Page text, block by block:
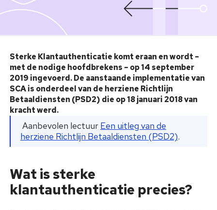
Sterke Klantauthenticatie komt eraan en wordt –
met de nodige hoofdbrekens – op 14 september
2019 ingevoerd. De aanstaande implementatie van
SCA is onderdeel van de herziene Richtlijn
Betaaldiensten (PSD2) die op 18 januari 2018 van
kracht werd.
Aanbevolen lectuur Een uitleg van de
herziene Richtlijn Betaaldiensten (PSD2).
Wat is sterke
klantauthenticatie precies?